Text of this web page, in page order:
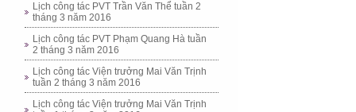
Lịch công tác PVT Trần Văn Thể tuần 2
tháng 3 năm 2016
Lịch công tác PVT Phạm Quang Hà tuần
2 tháng 3 năm 2016
Lịch công tác Viện trưởng Mai Văn Trịnh
tuần 2 tháng 3 năm 2016
Lịch công tác Viện trưởng Mai Văn Trịnh